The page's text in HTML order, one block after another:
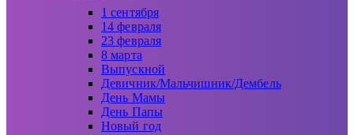
1 сентября
14 февраля
23 февраля
8 марта
Выпускной
Девичник/Мальчишник/Дембель
День Мамы
День Папы
Новый год